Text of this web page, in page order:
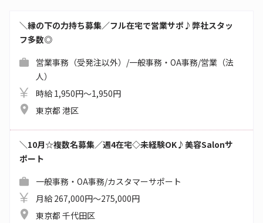
＼縁の下の力持ち募集／フル在宅で営業サポ♪弊社スタッ
フ多数◎
営業事務（受発注以外）/一般事務・OA事務/営業（法
人）
時給 1,950円～1,950円
東京都 港区
＼10月☆複数名募集／週4在宅◇未経験OK♪美容Salonサ
ポート
一般事務・OA事務/カスタマーサポート
月給 267,000円～275,000円
東京都 千代田区